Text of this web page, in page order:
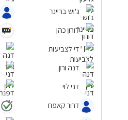
ג'וש בריינר
דורון כהן
די לצביעות
דנה ורון
דני לוי
דרור קאפח